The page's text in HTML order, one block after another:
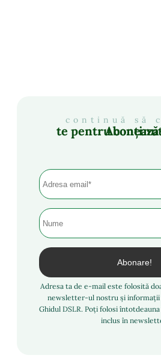
continuă să
Abonează-te pentru
Adresa ta de e-mail este folosită
newsletter-ul nostru și informații
Ghidul DSLR. Poți folosi
inclus în